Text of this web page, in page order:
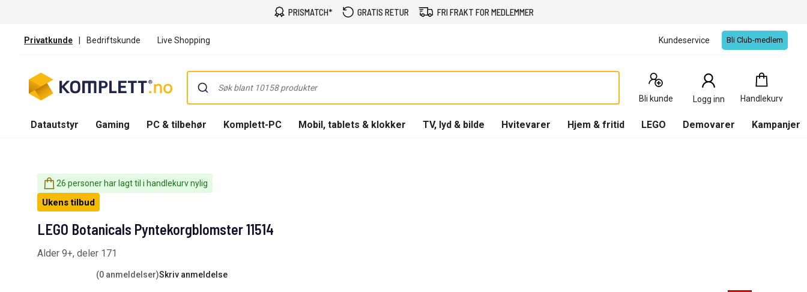
PRISMATCH* GRATIS RETUR FRI FRAKT FOR MEDLEMMER
Privatkunde | Bedriftskunde Live Shopping Kundeservice Bli Club-medlem
Bli kunde Logg inn Handlekurv
Handlekurv
0
Produkter
Datautstyr Gaming PC & tilbehør Komplett-PC Mobil, tablets & klokker TV, lyd & bilde Hvitevarer Hjem & fritid LEGO Demovarer Kampanjer
26 personer har lagt til i handlekurv nylig
Ukens tilbud
LEGO Botanicals Pyntekorgblomster 11514
Alder 9+, deler 171
(0 anmeldelser)Skriv anmeldelse